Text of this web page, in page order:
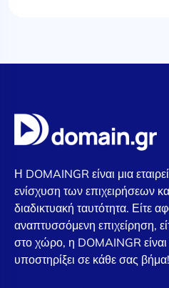
Η DOMAINGR είναι μια
ενίσχυση των επιχειρήσεων
διαδικτυακή ταυτότητα. Είτε
αναπτυσσόμενη επιχείρηση,
στο χώρο, η DOMAINGR
υποστηρίξει σε κάθε σας βήμα!